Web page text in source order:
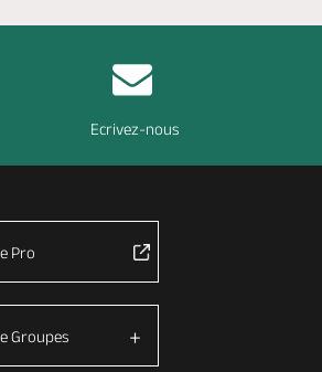
Ecrivez-nous
Pro
Groupes